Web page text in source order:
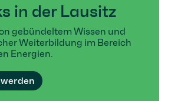
in der Lausitz
gebündeltem Wissen und
Weiterbildung im Bereich
Energien.